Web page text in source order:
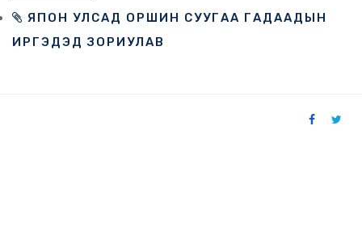
ЯПОН УЛСАД ОРШИН СУУГАА ГАДААДЫН
ИРГЭДЭД ЗОРИУЛАВ